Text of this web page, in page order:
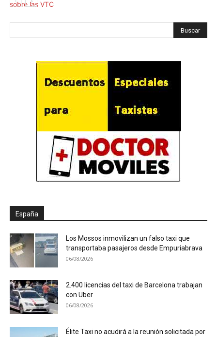
España
Los Mossos inmovilizan un falso taxi que
transportaba pasajeros desde Empuriabrava
06/08/2026
2.400 licencias del taxi de Barcelona trabajan
con Uber
06/08/2026
Élite Taxi no acudirá a la reunión solicitada por